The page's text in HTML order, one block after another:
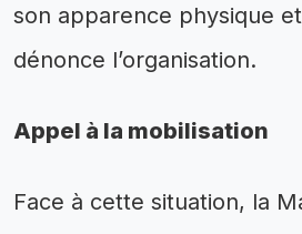
son apparence physique
dénonce l’organisation.
Appel à la mobilisation
Face à cette situation, la